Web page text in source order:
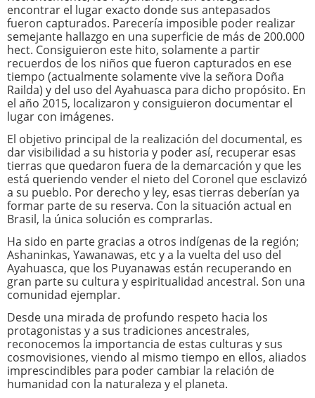
encontrar el lugar exacto donde sus antepasados
fueron capturados. Parecería imposible poder realizar
semejante hallazgo en una superficie de más de 200.000
hect. Consiguieron este hito, solamente a partir
recuerdos de los niños que fueron capturados en ese
tiempo (actualmente solamente vive la señora Doña
Railda) y del uso del Ayahuasca para dicho propósito. En
el año 2015, localizaron y consiguieron documentar el
lugar con imágenes.
El objetivo principal de la realización del documental, es
dar visibilidad a su historia y poder así, recuperar esas
tierras que quedaron fuera de la demarcación y que les
está queriendo vender el nieto del Coronel que esclavizó
a su pueblo. Por derecho y ley, esas tierras deberían ya
formar parte de su reserva. Con la situación actual en
Brasil, la única solución es comprarlas.
Ha sido en parte gracias a otros indígenas de la región;
Ashaninkas, Yawanawas, etc y a la vuelta del uso del
Ayahuasca, que los Puyanawas están recuperando en
gran parte su cultura y espiritualidad ancestral. Son una
comunidad ejemplar.
Desde una mirada de profundo respeto hacia los
protagonistas y a sus tradiciones ancestrales,
reconocemos la importancia de estas culturas y sus
cosmovisiones, viendo al mismo tiempo en ellos, aliados
imprescindibles para poder cambiar la relación de
humanidad con la naturaleza y el planeta.